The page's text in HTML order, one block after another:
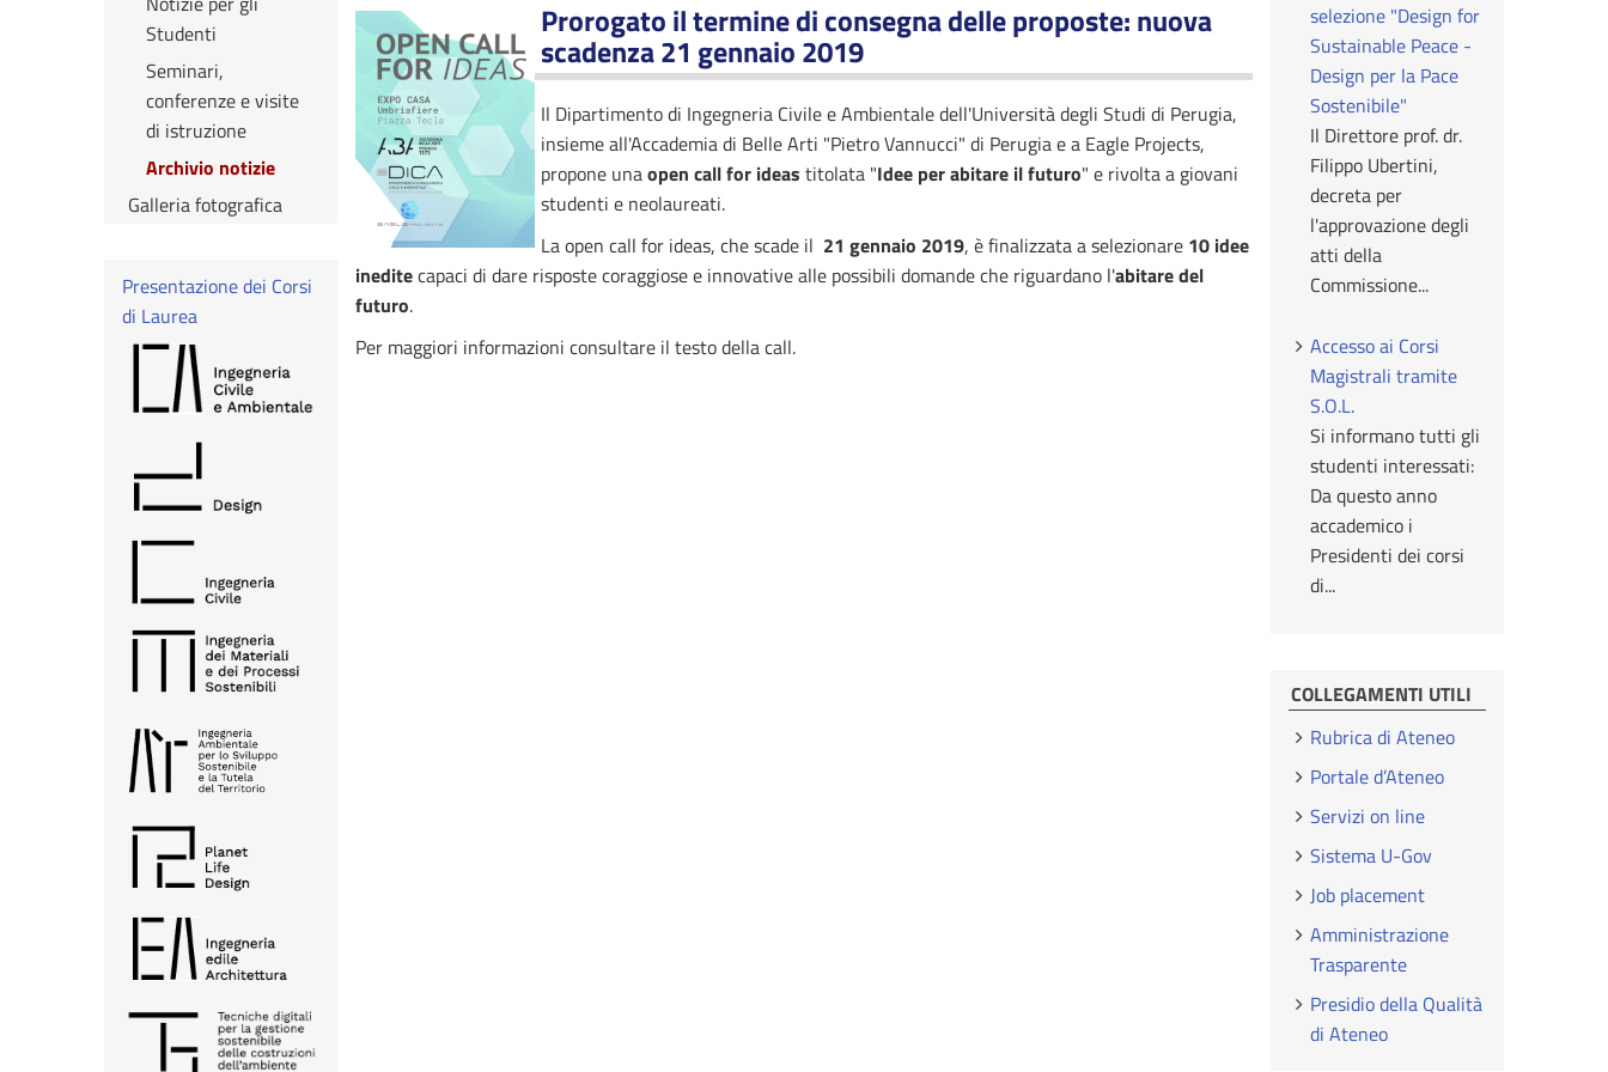
Prorogato il termine di consegna delle proposte: nuova
scadenza 21 gennaio 2019
Il Dipartimento di Ingegneria Civile e Ambientale dell'Università degli Studi di Perugia,
insieme all'Accademia di Belle Arti "Pietro Vannucci" di Perugia e a Eagle Projects,
propone unaopen call for ideas titolata "Idee per abitare il futuro" e rivolta a giovani
studenti e neolaureati.
La open call for ideas, che scade il 21 gennaio 2019, è finalizzata a selezionare 10 idee
ineditecapaci di dare risposte coraggiose e innovative alle possibili domande che riguardano l'abitare del
futuro.
Per maggiori informazioni consultare il testo della call.
Studenti
Seminari,
conferenze e visite
di istruzione
Archivio notizie
Galleria fotografica
Presentazione dei Corsi
di Laurea
selezione "Design for
Sustainable Peace -
Design per la Pace
Sostenibile"
Il Direttore prof. dr.
Filippo Ubertini,
decreta per
l'approvazione degli
atti della
Commissione...
Accesso ai Corsi
Magistrali tramite
S.O.L.
Si informano tutti gli
studenti interessati:
Da questo anno
accademico i
Presidenti dei corsi
di...
COLLEGAMENTI UTILI
Rubrica di Ateneo
Portale d’Ateneo
Servizi on line
Sistema U-Gov
Job placement
Amministrazione
Trasparente
Presidio della Qualità
di Ateneo